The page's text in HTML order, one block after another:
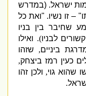
ישראל. (במדרש
" זו נשיו. "ואת כל
בין בניו
לבניו).ואילו
ביניים,שזהו
כעין רמז ביצחק,
גוי ,ולכן זהו
.